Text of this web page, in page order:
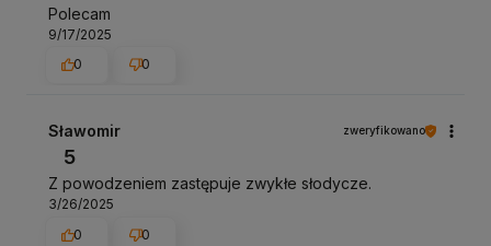
Polecam
9/17/2025
0
0
Sławomir zweryfikowano
5
Z powodzeniem zastępuje zwykłe słodycze.
3/26/2025
0
0